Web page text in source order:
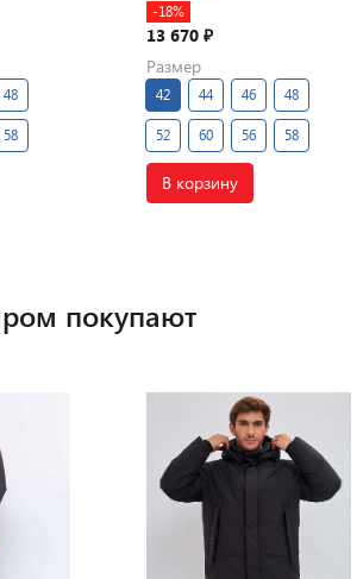
48
58
-18%
13 670₽
Размер
42 44 46 48
52 60 56 58
В корзину
покупают